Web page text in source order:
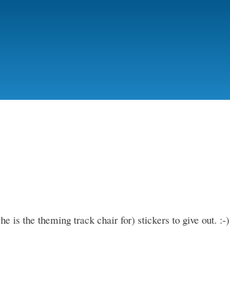
is the theming track chair for) stickers to give out. :-)